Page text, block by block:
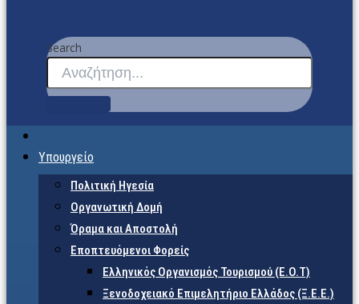
Search
Υπουργείο
Πολιτική Ηγεσία
Οργανωτική Δομή
Όραμα και Αποστολή
Εποπτευόμενοι Φορείς
Eλληνικός Οργανισμός Τουρισμού (Ε.Ο.Τ)
Ξενοδοχειακό Επιμελητήριο Ελλάδος (Ξ.Ε.Ε.)